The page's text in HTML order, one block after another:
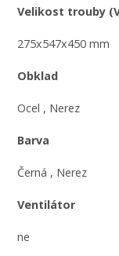
Velikost trouby
275x547x450 mm
Obklad
Ocel , Nerez
Barva
Černá , Nerez
Ventilátor
ne